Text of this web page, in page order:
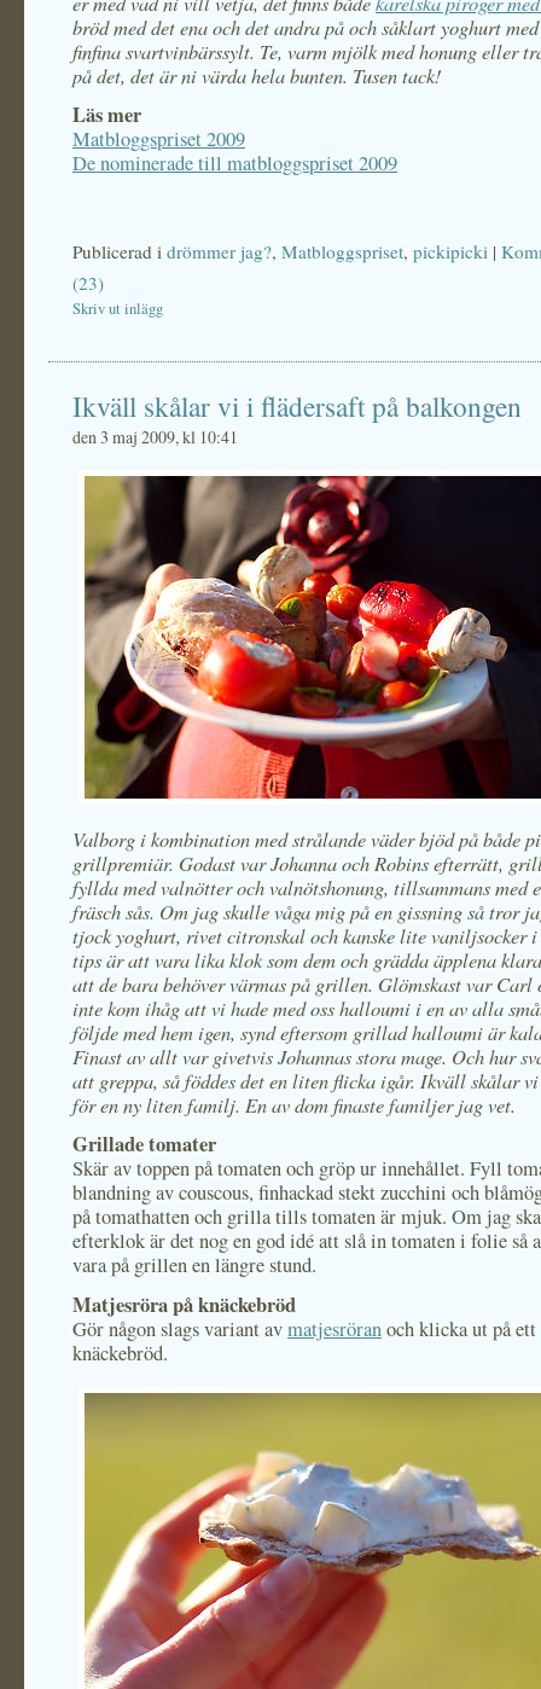
bröd med det ena och det andra på och såklart yoghurt
finfina svartvinbärssylt. Te, varm mjölk med honung eller
på det, det är ni värda hela bunten. Tusen tack!
Läs mer
Matbloggspriset 2009
De nominerade till matbloggspriset 2009
Publicerad i drömmer jag?, Matbloggspriset, pickipicki |
(23)
Skriv ut inlägg
Ikväll skålar vi i flädersaft på balkongen
den 3 maj 2009, kl 10:41
Valborg i kombination med strålande väder bjöd på både
grillpremiär. Godast var Johanna och Robins efterrätt,
fyllda med valnötter och valnötshonung, tillsammans med
fräsch sås. Om jag skulle våga mig på en gissning så tror
tjock yoghurt, rivet citronskal och kanske lite vaniljsocker i
tips är att vara lika klok som dem och grädda äpplena
att de bara behöver värmas på grillen. Glömskast var Carl
inte kom ihåg att vi hade med oss halloumi i en av alla
följde med hem igen, synd eftersom grillad halloumi är
Finast av allt var givetvis Johannas stora mage. Och hur
att greppa, så föddes det en liten flicka igår. Ikväll skålar
för en ny liten familj. En av dom finaste familjer jag vet.
Grillade tomater
Skär av toppen på tomaten och gröp ur innehållet. Fyll
blandning av couscous, finhackad stekt zucchini och
på tomathatten och grilla tills tomaten är mjuk. Om jag
efterklok är det nog en god idé att slå in tomaten i folie så
vara på grillen en längre stund.
Matjesröra på knäckebröd
Gör någon slags variant avmatjesröranoch klicka ut på
knäckebröd.